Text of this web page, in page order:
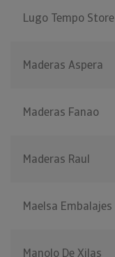
Lugo Tempo Store
Maderas Aspera
Maderas Fanao
Maderas Raul
Maelsa Embalajes
Manolo De Xilas